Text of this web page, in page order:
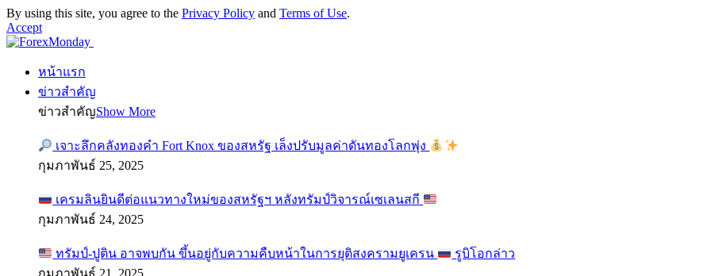
By using this site, you agree to the Privacy Policy and Terms of Use.
Accept
หน้าแรก
ข่าวสำคัญ
ข่าวสำคัญShow More
เจาะลึกคลังทองคำ Fort Knox ของสหรัฐ เล็งปรับมูลค่าดันทองโลกพุ่ง
กุมภาพันธ์ 25, 2025
เครมลินยินดีต่อแนวทางใหม่ของสหรัฐฯ หลังทรัมป์วิจารณ์เซเลนสกี
กุมภาพันธ์ 24, 2025
ทรัมป์-ปูติน อาจพบกัน ขึ้นอยู่กับความคืบหน้าในการยุติสงครามยูเครน
รูบิโอกล่าว
กุมภาพันธ์ 21, 2025